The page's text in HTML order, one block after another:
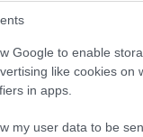
Google to enable
like cookies on
in apps.
my user data to be